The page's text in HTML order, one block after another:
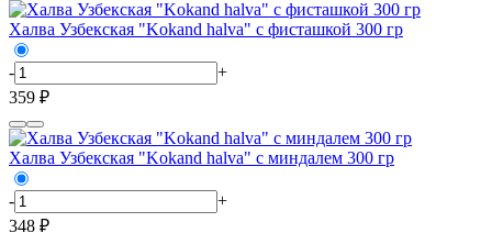
Халва Узбекская "Kokand halva" с фисташкой 300 гр
-
+
359 ₽
Халва Узбекская "Kokand halva" с миндалем 300 гр
-
+
348 ₽